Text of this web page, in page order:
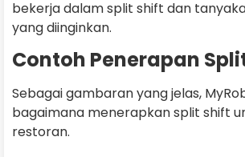
bekerja dalam split shift dan
yang diinginkan.
Contoh Penerapan
Sebagai gambaran yang jelas,
bagaimana menerapkan split shift
restoran.